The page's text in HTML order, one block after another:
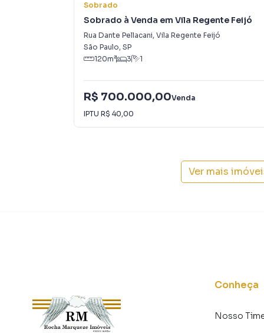
Sobrado
Sobrado à Venda em Vila Regente Feijó
Rua Dante Pellacani, Vila Regente Feijó
São Paulo, SP
120m² 3 1
R$ 700.000,00Venda
IPTU R$ 40,00
Ver mais
Conheça
Nosso